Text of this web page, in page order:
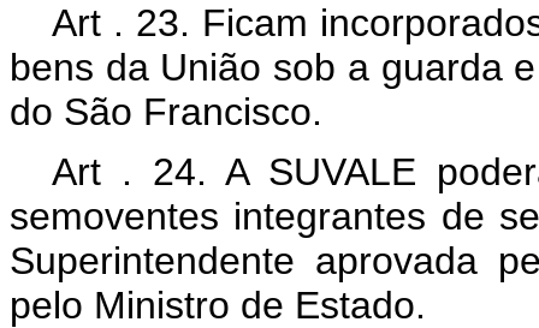
Art . 23. Ficam
bens da União sob a guarda
do São Francisco.
Art . 24. A SUVALE
semoventes integrantes de
Superintendente aprovada
pelo Ministro de Estado.